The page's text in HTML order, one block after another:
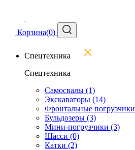
Корзина(0)
Спецтехника
Спецтехника
Самосвалы (1)
Экскаваторы (14)
Фронтальные погрузчики
Бульдозеры (3)
Мини-погрузчики (3)
Шасси (0)
Катки (2)